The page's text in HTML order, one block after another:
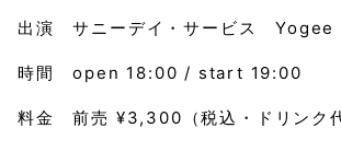
出演 サニーデイ・サービス Yogee
時間 open 18:00 / start 19:00
料金 前売 ¥3,300（税込・ドリンク代